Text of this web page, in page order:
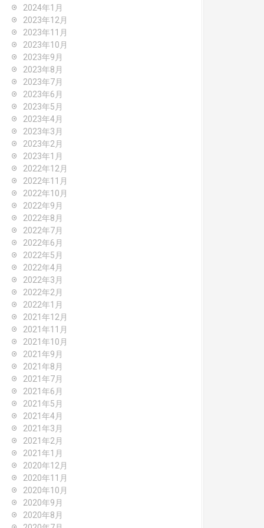
2024年1月
2023年12月
2023年11月
2023年10月
2023年9月
2023年8月
2023年7月
2023年6月
2023年5月
2023年4月
2023年3月
2023年2月
2023年1月
2022年12月
2022年11月
2022年10月
2022年9月
2022年8月
2022年7月
2022年6月
2022年5月
2022年4月
2022年3月
2022年2月
2022年1月
2021年12月
2021年11月
2021年10月
2021年9月
2021年8月
2021年7月
2021年6月
2021年5月
2021年4月
2021年3月
2021年2月
2021年1月
2020年12月
2020年11月
2020年10月
2020年9月
2020年8月